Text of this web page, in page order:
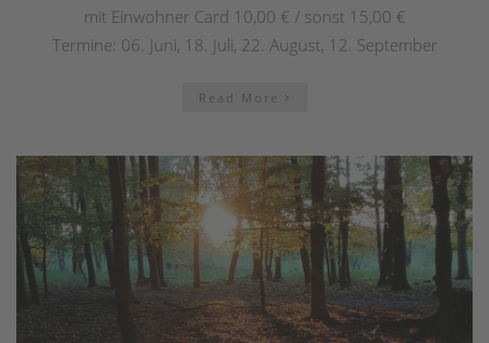
mit Einwohner Card 10,00 € / sonst 15,00 €
Termine: 06. Juni, 18. Juli, 22. August, 12. September
Read More